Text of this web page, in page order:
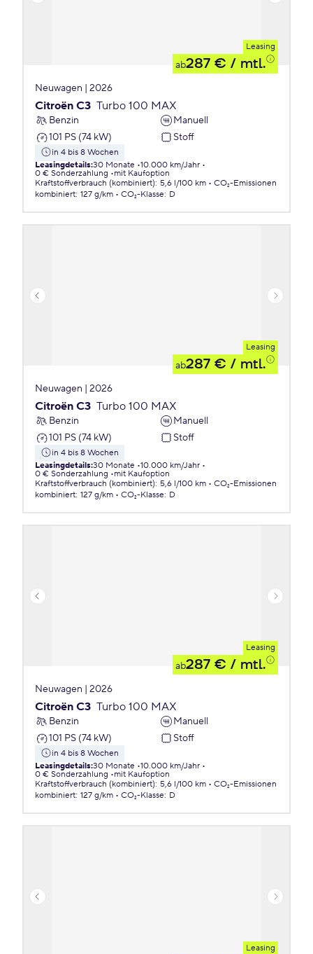
Leasing
ab287 € / mtl.
Neuwagen | 2026
Citroën C3 Turbo 100 MAX
Benzin
Manuell
101 PS (74 kW)
Stoff
in 4 bis 8 Wochen
Leasingdetails:30 Monate 10.000 km/Jahr
0 € Sonderzahlung
mit Kaufoption
Kraftstoffverbrauch (kombiniert): 5,6 l/100 km
CO₂-Emissionen
kombiniert: 127 g/km CO₂-Klasse: D
Leasing
ab287 € / mtl.
Neuwagen | 2026
Citroën C3 Turbo 100 MAX
Benzin
Manuell
101 PS (74 kW)
Stoff
in 4 bis 8 Wochen
Leasingdetails:30 Monate 10.000 km/Jahr
0 € Sonderzahlung
mit Kaufoption
Kraftstoffverbrauch (kombiniert): 5,6 l/100 km
CO₂-Emissionen
kombiniert: 127 g/km CO₂-Klasse: D
Leasing
ab287 € / mtl.
Neuwagen | 2026
Citroën C3 Turbo 100 MAX
Benzin
Manuell
101 PS (74 kW)
Stoff
in 4 bis 8 Wochen
Leasingdetails:30 Monate 10.000 km/Jahr
0 € Sonderzahlung
mit Kaufoption
Kraftstoffverbrauch (kombiniert): 5,6 l/100 km
CO₂-Emissionen
kombiniert: 127 g/km CO₂-Klasse: D
Leasing